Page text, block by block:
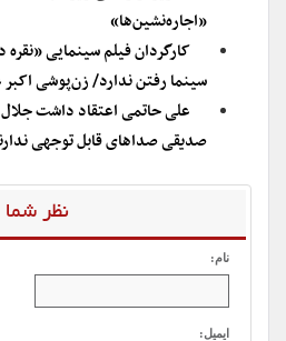
«اجاره‌نشین‌ها»
کارگردان فیلم سینمایی
سینما رفتن ندارد/ زن‌پوشی
علی حاتمی اعتقاد داشت
صدیقی صداهای قابل توجهی
نظر شما
نام:
ایمیل: